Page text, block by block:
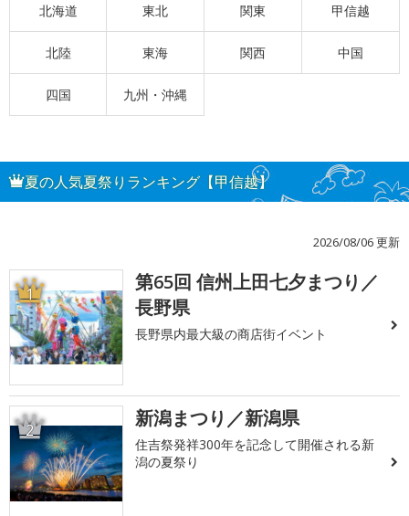
北海道 東北 関東 甲信越
北陸 東海 関西 中国
四国 九州・沖縄
夏の人気夏祭りランキング【甲信越】
2026/08/06 更新
1
第65回 信州上田七夕まつり／
長野県
長野県内最大級の商店街イベント
2 新潟まつり／新潟県
住吉祭発祥300年を記念して開催される新
潟の夏祭り